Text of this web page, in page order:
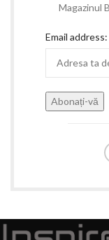
Magazinul
Email address: